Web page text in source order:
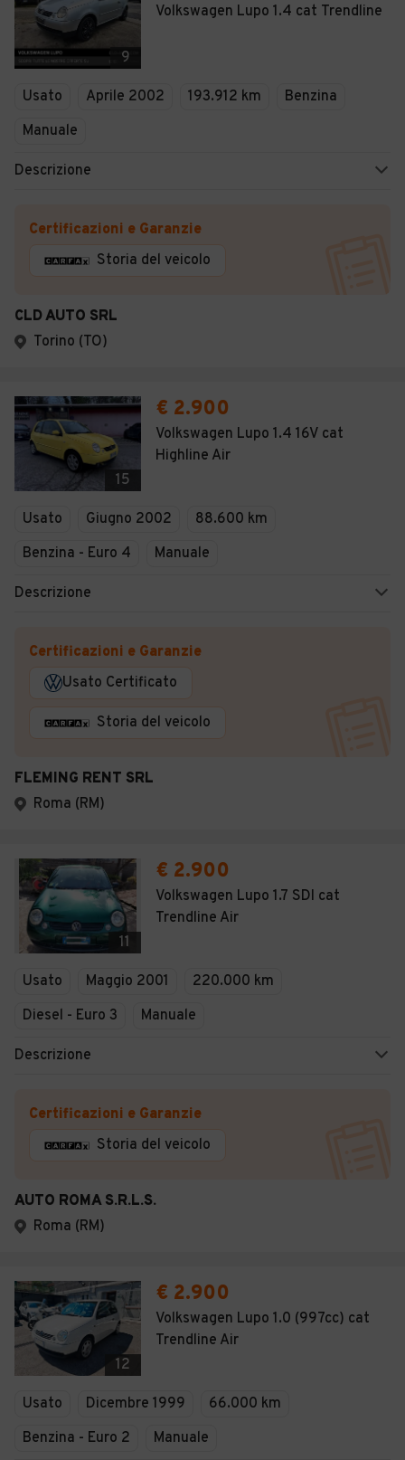
9
Volkswagen Lupo 1.4 cat Trendline
Usato Aprile 2002 193.912 km
Benzina
Manuale
Descrizione
Certificazioni e Garanzie
Storia del veicolo
CLD AUTO SRL
Torino (TO)
15
€ 2.900
Volkswagen Lupo 1.4 16V cat
Highline Air
Usato Giugno 2002
88.600 km
Benzina - Euro 4
Manuale
Descrizione
Certificazioni e Garanzie
Usato Certificato
Storia del veicolo
FLEMING RENT SRL
Roma (RM)
11
€ 2.900
Volkswagen Lupo 1.7 SDI cat
Trendline Air
Usato Maggio 2001
220.000 km
Diesel - Euro 3
Manuale
Descrizione
Certificazioni e Garanzie
Storia del veicolo
AUTO ROMA S.R.L.S.
Roma (RM)
12
€ 2.900
Volkswagen Lupo 1.0 (997cc) cat
Trendline Air
Usato Dicembre 1999
66.000 km
Benzina - Euro 2
Manuale